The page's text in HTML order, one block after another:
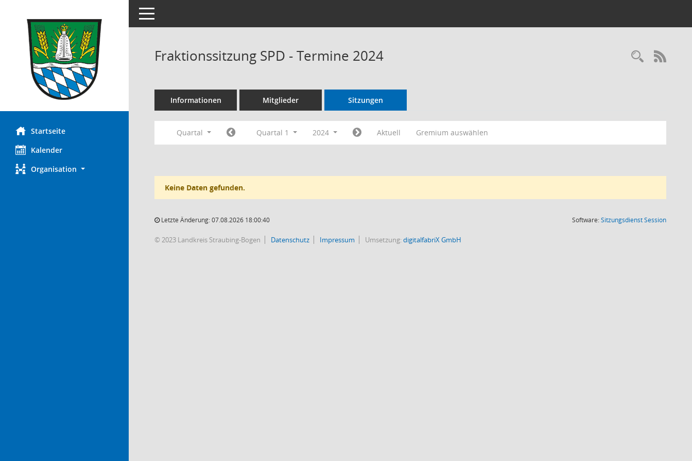
Startseite
Kalender
Organisation
Toggle navigation
Fraktionssitzung SPD - Termine 2024
Informationen Mitglieder Sitzungen
Quartal Quartal 1 2024 Aktuell Gremium auswählen
Keine Daten gefunden.
Letzte Änderung: 07.08.2026 18:00:40 Software:SitzungsdienstSession(Wird in
© 2023 Landkreis Straubing-Bogen Datenschutz Impressum Umsetzung:digitalfabriX GmbH